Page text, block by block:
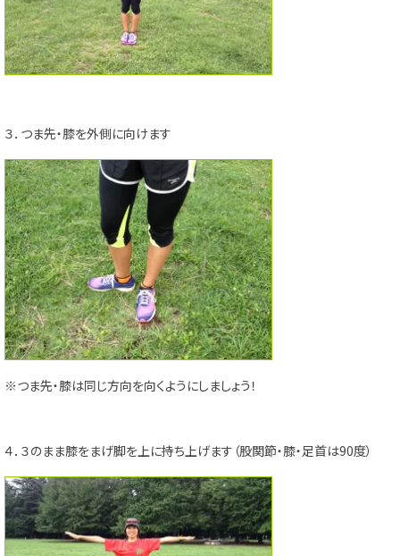
３．つま先・膝を外側に向けます
※つま先・膝は同じ方向を向くようにしましょう！
４．３のまま膝をまげ脚を上に持ち上げます（股関節・膝・足首は90度）